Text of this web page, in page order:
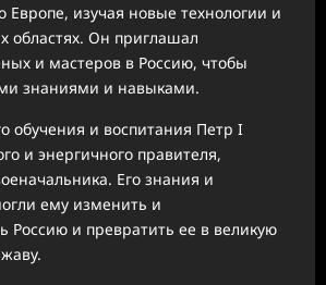
Европе, изучая новые технологии и
областях. Он приглашал
и мастеров в Россию, чтобы
знаниями и навыками.
обучения и воспитания Петр I
и энергичного правителя,
Его знания и
ему изменить и
Россию и превратить ее в великую